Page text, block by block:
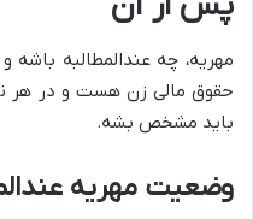
مهریه، چه عندالمطالبه باشه
حقوق مالی زن هست و در هر
باید مشخص بشه.
وضعیت مهریه